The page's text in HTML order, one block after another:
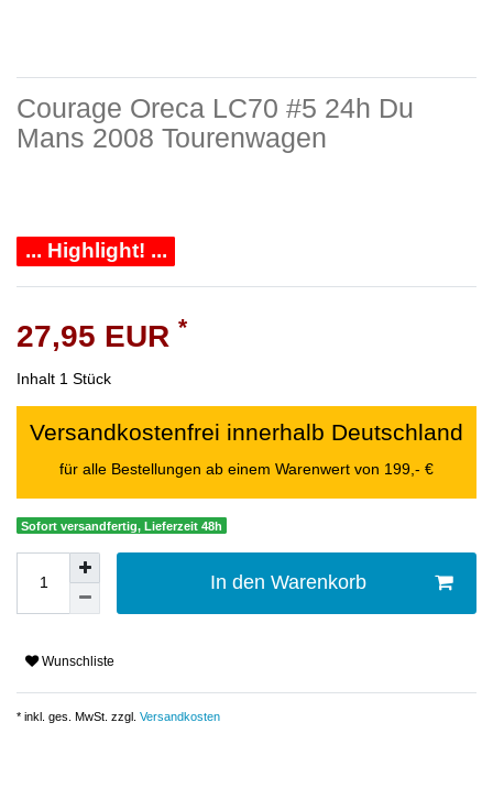
Courage Oreca LC70 #5 24h Du
Mans 2008 Tourenwagen
... Highlight! ...
27,95 EUR *
Inhalt 1 Stück
Versandkostenfrei innerhalb Deutschland
für alle Bestellungen ab einem Warenwert von 199,- €
Sofort versandfertig, Lieferzeit 48h
In den Warenkorb
Wunschliste
* inkl. ges. MwSt. zzgl. Versandkosten